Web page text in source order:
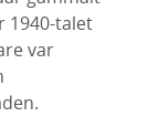
1940-talet
var